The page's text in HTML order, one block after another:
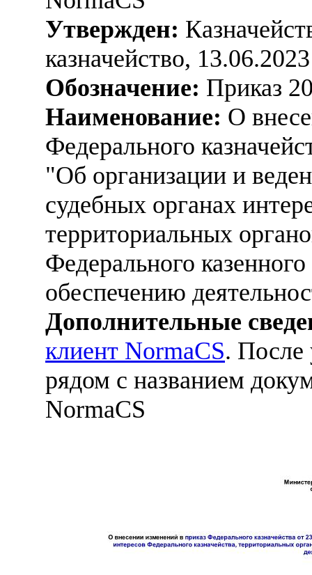
Утвержден:
казначейство, 13.06.2023
Обозначение: Приказ
Наименование: О
Федерального
"Об организации и
судебных органах
территориальных
Федерального
обеспечению
Дополнительные
клиент NormaCS. После
рядом с названием
NormaCS